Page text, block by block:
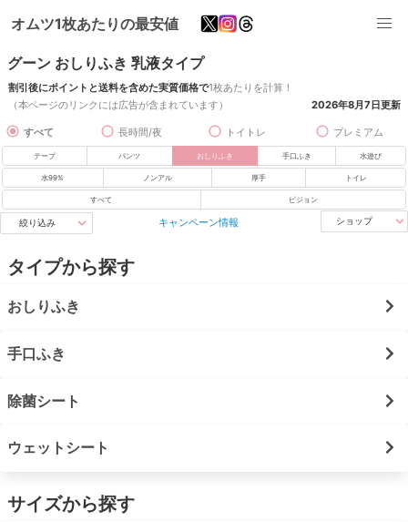
オムツ1枚あたりの最安値
グーン おしりふき 乳液タイプ
割引後にポイントと送料を含めた実質価格で1枚あたりを計算！
（本ページのリンクには広告が含まれています）
2026年8月7日更新
すべて 長時間/夜 トイトレ プレミアム
テープ パンツ おしりふき 手口ふき 水遊び
水99% ノンアル 厚手 トイレ
すべて ピジョン
絞り込み キャンペーン情報 ショップ
タイプから探す
おしりふき
手口ふき
除菌シート
ウェットシート
サイズから探す